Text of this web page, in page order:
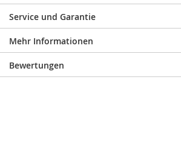
Service und Garantie
Mehr Informationen
Bewertungen